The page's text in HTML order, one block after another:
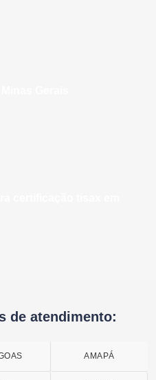
de atendimento:
AMAPÁ